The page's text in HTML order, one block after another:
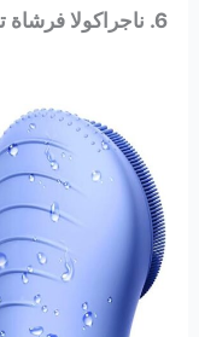
6. ناجراكولا فرشاة تنظيف الوجه من كليي – XPRE119